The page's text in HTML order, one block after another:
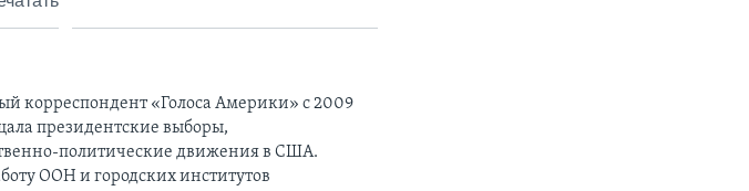
корреспондент «Голоса Америки» с 2009
президентские выборы,
политические движения в США.
ООН и городских институтов